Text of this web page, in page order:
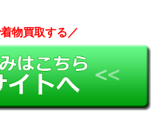
物買取する／